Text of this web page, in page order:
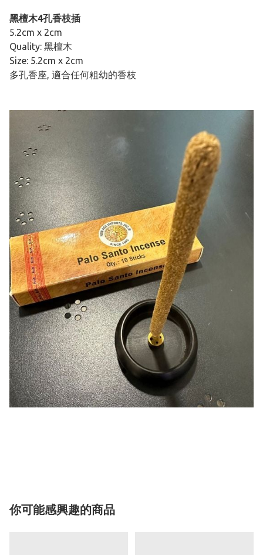
黑檀木4孔香枝插
5.2cm x 2cm
Quality: 黑檀木
Size: 5.2cm x 2cm
多孔香座, 適合任何粗幼的香枝
你可能感興趣的商品